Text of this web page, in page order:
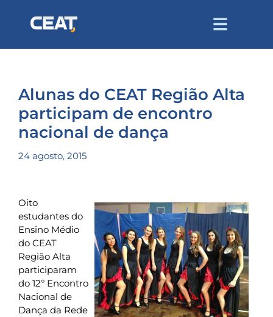
Alunas do CEAT Região Alta
participam de encontro
nacional de dança
24 agosto, 2015
Oito
estudantes do
Ensino Médio
do CEAT
Região Alta
participaram
do 12º Encontro
Nacional de
Dança da Rede